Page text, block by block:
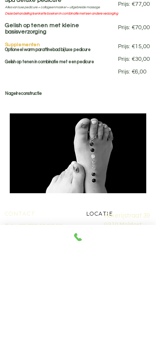
Alles van luxe pedicure + collageenmasker + uitgebreide massage
Deze behandeling is enkel te boeken in combinatie met een andere verzorging
Gelish op tenen met kleine
basisverzorging
Supplementen
Optioneel warm paraffinebad bij luxe pedicure
Gelish op tenen in combinatie met een pedicure
Nagelreconstructie
Prijs: €77,00
​Prijs: €70,00
Prijs: €15,00
Prijs: €30,00
Prijs: €6,00
CONTACT
Tel: +32 489 12 87 12
LOCATIEKokerijstraat 39
9310 Meldert